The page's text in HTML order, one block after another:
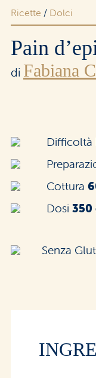
Area riservata
Ricette / Dolci
Pain
di Fabiana
Difficoltà
Cottura
Dosi 350
Senza